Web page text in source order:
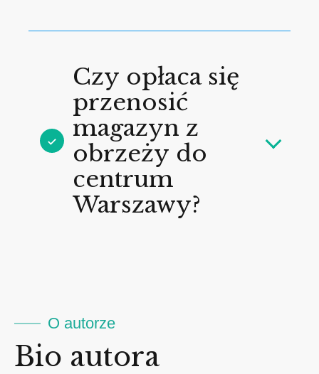
Czy opłaca się
przenosić
magazyn z
obrzeży do
centrum
Warszawy?
O autorze
Bio autora